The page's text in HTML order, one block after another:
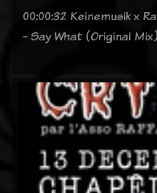
00:00:32 Keinemusik x
- Say What (Original